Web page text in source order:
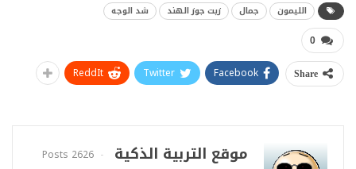
الليمون جمال زيت جوز الهند شد الوجه
0
Share
Facebook
Twitter
ReddIt
موقع التربية الذكية
2626 Posts